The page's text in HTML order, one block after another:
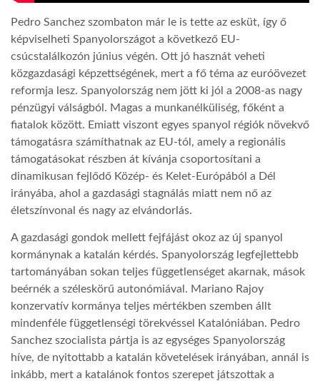
GLOBOBOOK
Pedro Sanchez szombaton már le is tette az esküt, így ő
képviselheti Spanyolországot a következő EU-
csúcstalálkozón június végén. Ott jó hasznát veheti
közgazdasági képzettségének, mert a fő téma az euróövezet
reformja lesz. Spanyolország nem jött ki jól a 2008-as nagy
pénzügyi válságból. Magas a munkanélküliség, főként a
fiatalok között. Emiatt viszont egyes spanyol régiók növekvő
támogatásra számíthatnak az EU-tól, amely a regionális
támogatásokat részben át kívánja csoportosítani a
dinamikusan fejlődő Közép- és Kelet-Európából a Dél
irányába, ahol a gazdasági stagnálás miatt nem nő az
életszínvonal és nagy az elvándorlás.
A gazdasági gondok mellett fejfájást okoz az új spanyol
kormánynak a katalán kérdés. Spanyolország legfejlettebb
tartományában sokan teljes függetlenséget akarnak, mások
beérnék a széleskörű autonómiával. Mariano Rajoy
konzervatív kormánya teljes mértékben szemben állt
mindenféle függetlenségi törekvéssel Katalóniában. Pedro
Sanchez szocialista pártja is az egységes Spanyolország
híve, de nyitottabb a katalán követelések irányában, annál is
inkább, mert a katalánok fontos szerepet játszottak a